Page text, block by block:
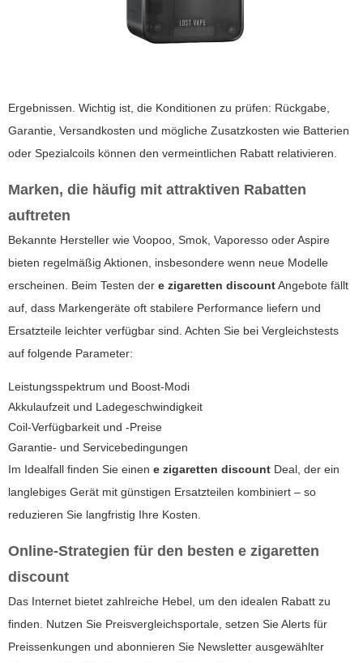
Ergebnissen. Wichtig ist, die Konditionen zu prüfen: Rückgabe,
Garantie, Versandkosten und mögliche Zusatzkosten wie Batterien
oder Spezialcoils können den vermeintlichen Rabatt relativieren.
Marken, die häufig mit attraktiven Rabatten
auftreten
Bekannte Hersteller wie Voopoo, Smok, Vaporesso oder Aspire
bieten regelmäßig Aktionen, insbesondere wenn neue Modelle
erscheinen. Beim Testen der e zigaretten discountAngebote fällt
auf, dass Markengeräte oft stabilere Performance liefern und
Ersatzteile leichter verfügbar sind. Achten Sie bei Vergleichstests
auf folgende Parameter:
Leistungsspektrum und Boost-Modi
Akkulaufzeit und Ladegeschwindigkeit
Coil-Verfügbarkeit und -Preise
Garantie- und Servicebedingungen
Im Idealfall finden Sie einen e zigaretten discount Deal, der ein
langlebiges Gerät mit günstigen Ersatzteilen kombiniert – so
reduzieren Sie langfristig Ihre Kosten.
Online-Strategien für den besten e zigaretten
discount
Das Internet bietet zahlreiche Hebel, um den idealen Rabatt zu
finden. Nutzen Sie Preisvergleichsportale, setzen Sie Alerts für
Preissenkungen und abonnieren Sie Newsletter ausgewählter